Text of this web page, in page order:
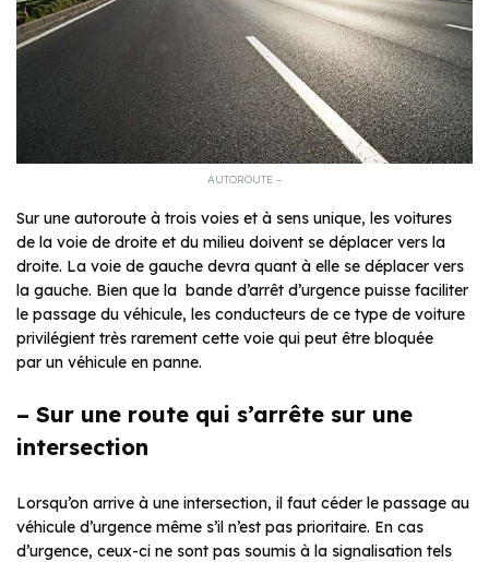
AUTOROUTE –
Sur une autoroute à trois voies et à sens unique, les voitures
de la voie de droite et du milieu doivent se déplacer vers la
droite. La voie de gauche devra quant à elle se déplacer vers
la gauche. Bien que la bande d’arrêt d’urgence puisse faciliter
le passage du véhicule, les conducteurs de ce type de voiture
privilégient très rarement cette voie qui peut être bloquée
par un véhicule en panne.
– Sur une route qui s’arrête sur une
intersection
Lorsqu’on arrive à une intersection, il faut céder le passage au
véhicule d’urgence même s’il n’est pas prioritaire. En cas
d’urgence, ceux-ci ne sont pas soumis à la signalisation tels